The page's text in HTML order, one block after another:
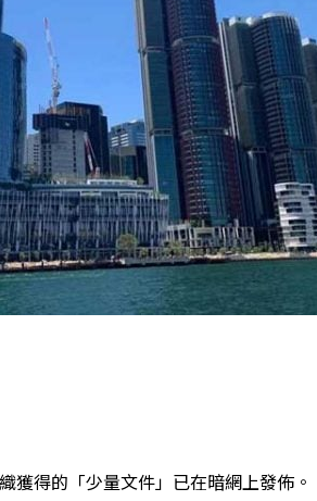
獲得的「少量文件」已在暗網上發佈。